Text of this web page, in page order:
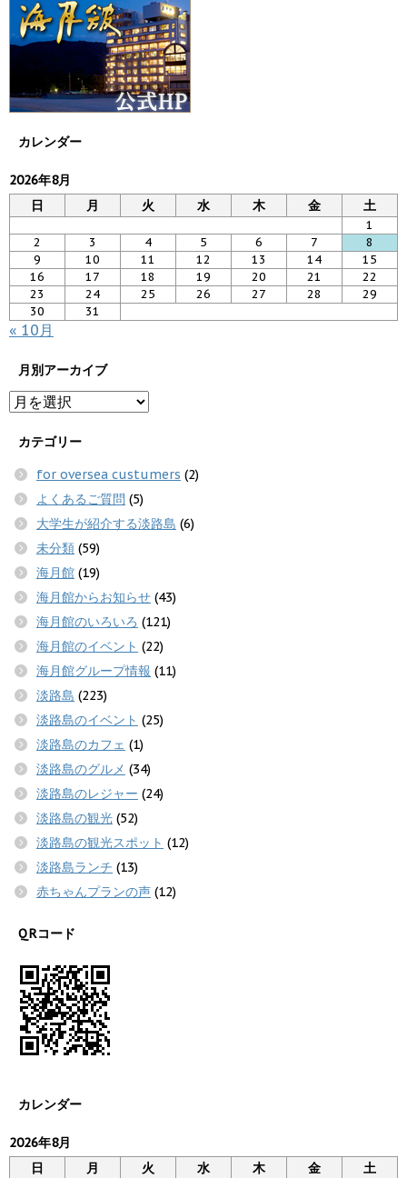
カレンダー
2026年8月
日
月 火 水 木 金 土
1
2
3 4 5 6 7
8
9
10 11 12 13 14
15
16
17 18 19 20 21
22
23
24 25 26 27 28
29
30
31
« 10月
月別アーカイブ
カテゴリー
for oversea custumers (2)
よくあるご質問 (5)
大学生が紹介する淡路島 (6)
未分類 (59)
海月館 (19)
海月館からお知らせ (43)
海月館のいろいろ (121)
海月館のイベント (22)
海月館グループ情報 (11)
淡路島 (223)
淡路島のイベント (25)
淡路島のカフェ (1)
淡路島のグルメ (34)
淡路島のレジャー (24)
淡路島の観光 (52)
淡路島の観光スポット (12)
淡路島ランチ (13)
赤ちゃんプランの声 (12)
QRコード
カレンダー
2026年8月
日
月 火 水 木 金 土